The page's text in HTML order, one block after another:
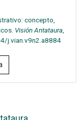
concepto,
Visión Antataura,
j.vian.v9n2.a8884